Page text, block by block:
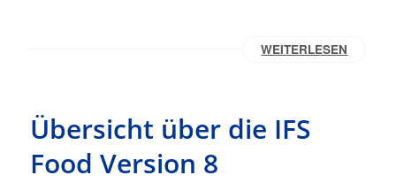
WEITERLESEN
Übersicht über die IFS
Food Version 8